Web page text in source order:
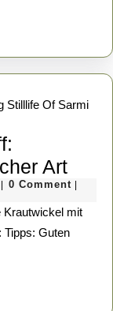
Art
mit
Pfiff:
Erik
0 Comment
Tipps: Guten